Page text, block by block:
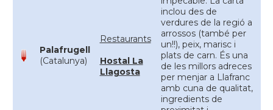
Palafrugell
(Catalunya)
Restaurants
Hostal La
Llagosta
inclou des de
verdures de la regió a
arrossos (també per
un!!), peix, marisc i
plats de carn. És una
de les millors adreces
per menjar a Llafranc
amb cuna de qualitat,
ingredients de